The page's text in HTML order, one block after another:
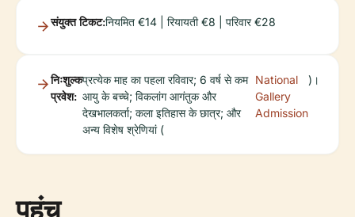
संयुक्त टिकट:नियमित €14 | रियायती €8 | परिवार €28
निःशुल्क
प्रवेश:
प्रत्येक माह का पहला रविवार; 6 वर्ष से कम
आयु के बच्चे; विकलांग आगंतुक और
देखभालकर्ता; कला इतिहास के छात्र; और
अन्य विशेष श्रेणियां (
National
Gallery
Admission
)।